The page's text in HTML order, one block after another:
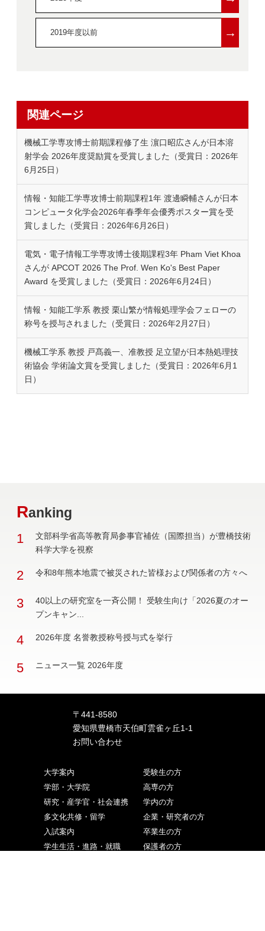
2019年度以前 →
関連ページ
機械工学専攻博士前期課程修了生 濵口昭広さんが日本溶
射学会 2026年度奨励賞を受賞しました（受賞日：2026年
6月25日）
情報・知能工学専攻博士前期課程1年 渡邊瞬輔さんが日本
コンピュータ化学会2026年春季年会優秀ポスター賞を受
賞しました（受賞日：2026年6月26日）
電気・電子情報工学専攻博士後期課程3年 Pham Viet Khoa
さんが APCOT 2026 The Prof. Wen Ko's Best Paper
Award を受賞しました（受賞日：2026年6月24日）
情報・知能工学系 教授 栗山繁が情報処理学会フェローの
称号を授与されました（受賞日：2026年2月27日）
機械工学系 教授 戸髙義一、准教授 足立望が日本熱処理技
術協会 学術論文賞を受賞しました（受賞日：2026年6月1
日）
Ranking
1
文部科学省高等教育局参事官補佐（国際担当）が豊橋技術
科学大学を視察
2 令和8年熊本地震で被災された皆様および関係者の方々へ
3
40以上の研究室を一斉公開！ 受験生向け「2026夏のオー
プンキャン...
4 2026年度 名誉教授称号授与式を挙行
5 ニュース一覧 2026年度
〒441-8580
愛知県豊橋市天伯町雲雀ヶ丘1-1
お問い合わせ
大学案内
学部・大学院
研究・産学官・社会連携
多文化共修・留学
入試案内
学生生活・進路・就職
受験生の方
高専の方
学内の方
企業・研究者の方
卒業生の方
保護者の方